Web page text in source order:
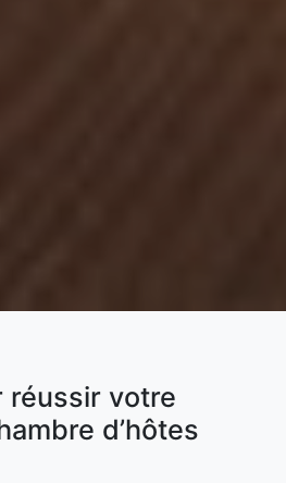
réussir votre
d’hôtes